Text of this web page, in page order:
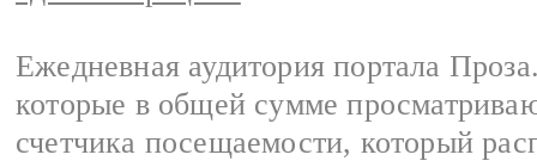
Ежедневная аудитория портала
которые в общей сумме
счетчика посещаемости, который